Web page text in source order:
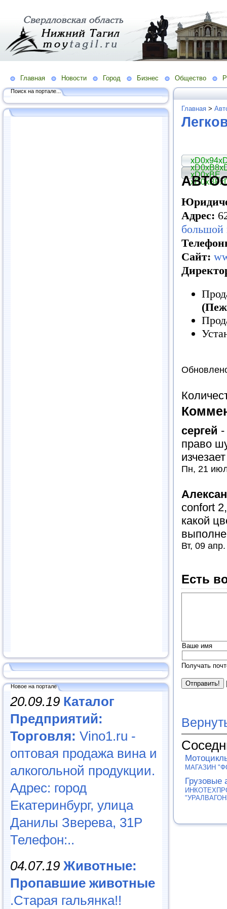
Главная Новости Город Бизнес Общество
Поиск на портале...
Новое на портале
20.09.19 Каталог
Предприятий:
Торговля: Vino1.ru -
оптовая продажа вина и
алкогольной продукции.
Адрес: город
Екатеринбург, улица
Данилы Зверева, 31Р
Телефон:..
04.07.19 Животные:
Пропавшие животные
.Старая гальянка!!
Главная >
xD0xBE
Адрес:
большой
Сайт:
сергей -
право
Пн, 21
confort
какой
Вт, 09
Есть
Ваше имя
Получать
МАГАЗИН
Грузовые